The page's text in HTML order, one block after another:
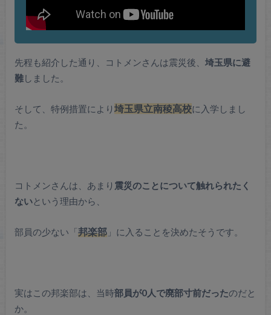
先程も紹介した通り、コトメンさんは震災後、 埼玉県に避
難しました。
そして、特例措置により 埼玉県立南稜高校に入学しまし
た。
コトメンさんは、あまり 震災のことについて触れられたく
ないという理由から、
部員の少ない「邦楽部」に入ることを決めたそうです。
実はこの邦楽部は、当時部員が0人で廃部寸前だったのだと
か。